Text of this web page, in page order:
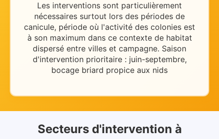
Les interventions sont particulièrement
nécessaires surtout lors des périodes de
canicule, période où l'activité des colonies est
à son maximum dans ce contexte de habitat
dispersé entre villes et campagne. Saison
d'intervention prioritaire : juin-septembre,
bocage briard propice aux nids
Secteurs d'intervention à